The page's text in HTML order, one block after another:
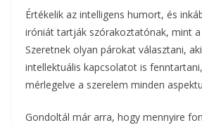
Értékelik az intelligens humort, és
iróniát tartják szórakoztatónak, mint
Szeretnek olyan párokat választani,
intellektuális kapcsolatot is
mérlegelve a szerelem minden
Gondoltál már arra, hogy mennyire